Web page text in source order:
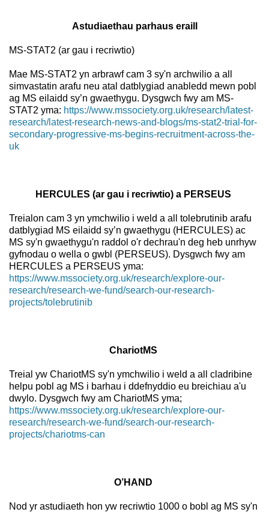
Astudiaethau parhaus eraill
MS-STAT2 (ar gau i recriwtio)
Mae MS-STAT2 yn arbrawf cam 3 sy'n archwilio a all
simvastatin arafu neu atal datblygiad anabledd mewn pobl
ag MS eilaidd sy’n gwaethygu. Dysgwch fwy am MS-
STAT2 yma: https://www.mssociety.org.uk/research/latest-
research/latest-research-news-and-blogs/ms-stat2-trial-for-
secondary-progressive-ms-begins-recruitment-across-the-
uk
HERCULES (ar gau i recriwtio) a PERSEUS
Treialon cam 3 yn ymchwilio i weld a all tolebrutinib arafu
datblygiad MS eilaidd sy’n gwaethygu (HERCULES) ac
MS sy'n gwaethygu'n raddol o'r dechrau'n deg heb unrhyw
gyfnodau o wella o gwbl (PERSEUS). Dysgwch fwy am
HERCULES a PERSEUS yma:
https://www.mssociety.org.uk/research/explore-our-
research/research-we-fund/search-our-research-
projects/tolebrutinib
ChariotMS
Treial yw ChariotMS sy'n ymchwilio i weld a all cladribine
helpu pobl ag MS i barhau i ddefnyddio eu breichiau a'u
dwylo. Dysgwch fwy am ChariotMS yma;
https://www.mssociety.org.uk/research/explore-our-
research/research-we-fund/search-our-research-
projects/chariotms-can
O’HAND
Nod yr astudiaeth hon yw recriwtio 1000 o bobl ag MS sy'n